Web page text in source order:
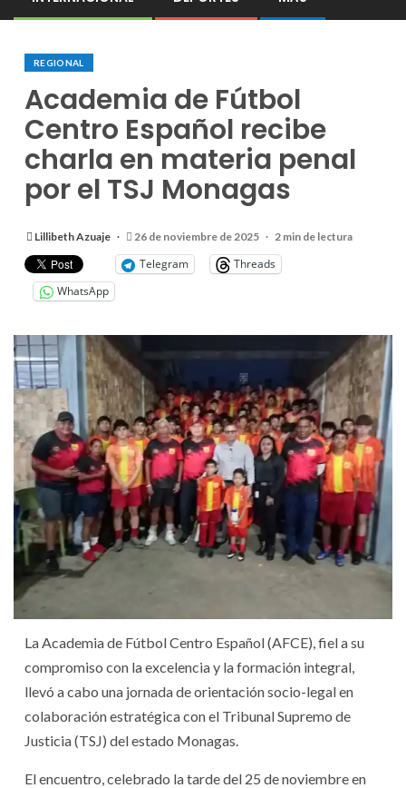
REGIONAL
Academia de Fútbol
Centro Español recibe
charla en materia penal
por el TSJ Monagas
Lillibeth Azuaje 26 de noviembre de 2025 2 min de lectura
Telegram
Threads
WhatsApp
​La Academia de Fútbol Centro Español (AFCE), fiel a su
compromiso con la excelencia y la formación integral,
llevó a cabo una jornada de orientación socio-legal en
colaboración estratégica con el Tribunal Supremo de
Justicia (TSJ) del estado Monagas.
​El encuentro, celebrado la tarde del 25 de noviembre en